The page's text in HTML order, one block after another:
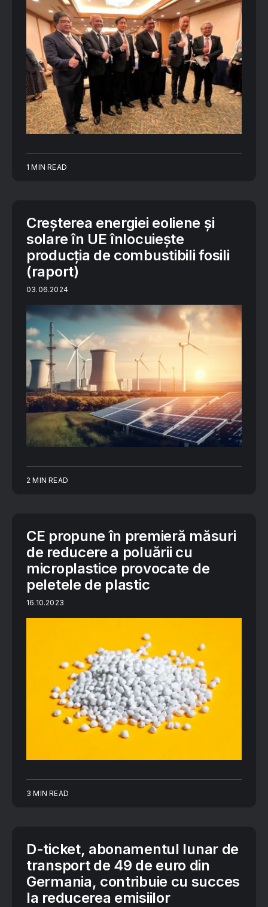
1 MIN READ
Creșterea energiei eoliene și
solare în UE înlocuiește
producția de combustibili fosili
(raport)
03.06.2024
2 MIN READ
CE propune în premieră măsuri
de reducere a poluării cu
microplastice provocate de
peletele de plastic
16.10.2023
3 MIN READ
D-ticket, abonamentul lunar de
transport de 49 de euro din
Germania, contribuie cu succes
la reducerea emisiilor